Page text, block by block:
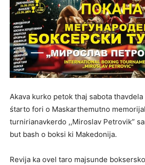
Akava kurko petok thaj sabota thavdela
śtarto fori o Maskarthemutno
turnirianavkerdo ,,Miroslav Petrovik”
but bash o boksi ki Makedonija.
Revija ka ovel taro majsunde